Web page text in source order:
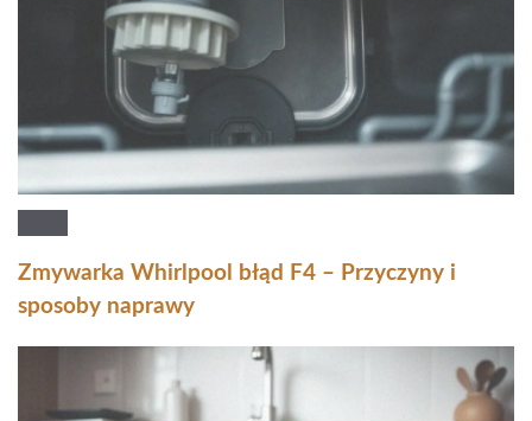
Zmywarka Whirlpool błąd F4 – Przyczyny i
sposoby naprawy